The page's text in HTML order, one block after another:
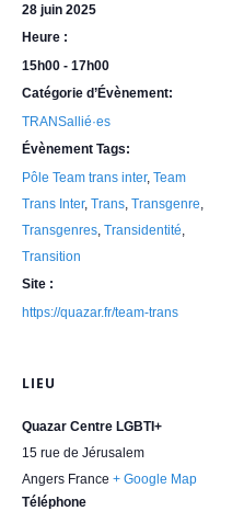
28 juin 2025
Heure :
15h00 - 17h00
Catégorie d’Évènement:
TRANSallié·es
Évènement Tags:
Pôle Team trans inter, Team
Trans Inter, Trans, Transgenre,
Transgenres, Transidentité,
Transition
Site :
https://quazar.fr/team-trans
LIEU
Quazar Centre LGBTI+
15 rue de Jérusalem
Angers France + Google Map
Téléphone